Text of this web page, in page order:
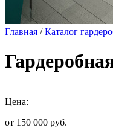
Главная /Каталог
Цена:
от 150 000 руб.